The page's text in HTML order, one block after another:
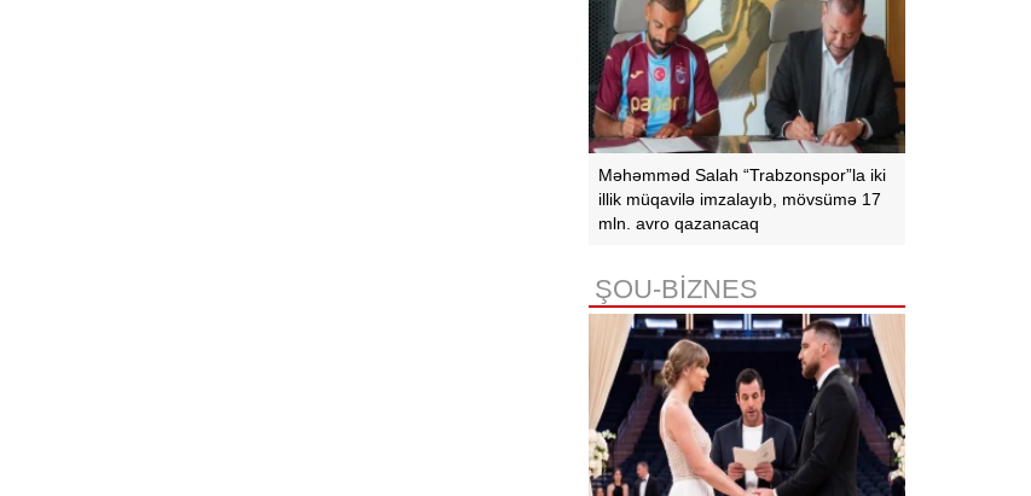
Məhəmməd Salah “Trabzonspor”la iki
illik müqavilə imzalayıb, mövsümə 17
mln. avro qazanacaq
ŞOU-BİZNES